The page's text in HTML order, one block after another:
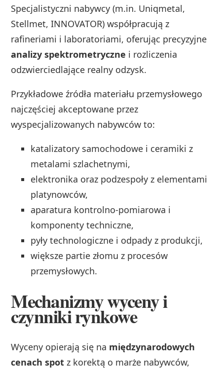
Specjalistyczni nabywcy (m.in. Uniqmetal,
Stellmet, INNOVATOR) współpracują z
rafineriami i laboratoriami, oferując precyzyjne
analizy spektrometryczne i rozliczenia
odzwierciedlające realny odzysk.
Przykładowe źródła materiału przemysłowego
najczęściej akceptowane przez
wyspecjalizowanych nabywców to:
katalizatory samochodowe i ceramiki z
metalami szlachetnymi,
elektronika oraz podzespoły z elementami
platynowców,
aparatura kontrolno-pomiarowa i
komponenty techniczne,
pyły technologiczne i odpady z produkcji,
większe partie złomu z procesów
przemysłowych.
Mechanizmy wyceny i
czynniki rynkowe
Wyceny opierają się na międzynarodowych
cenach spot z korektą o marże nabywców,